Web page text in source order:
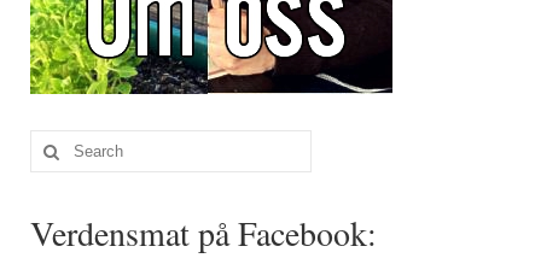
Search
for:
Verdensmat på Facebook: